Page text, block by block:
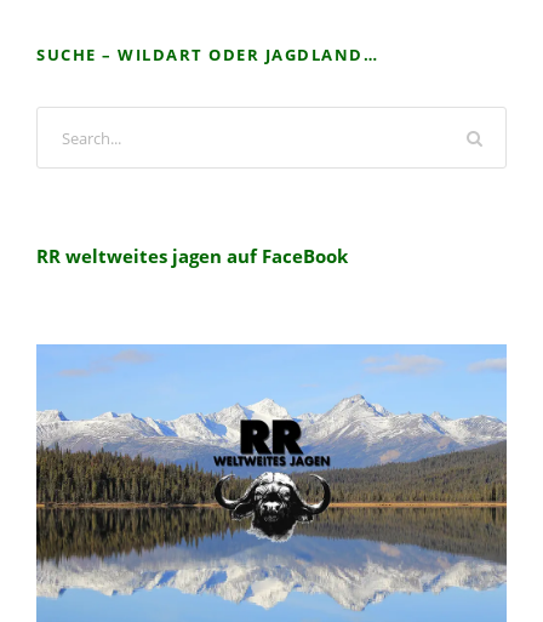
SUCHE – WILDART ODER JAGDLAND…
RR weltweites jagen auf FaceBook